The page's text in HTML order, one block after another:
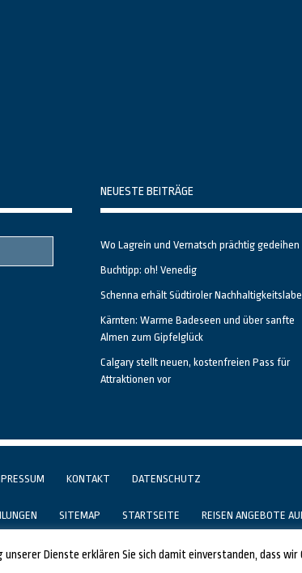
NEUESTE BEITRÄGE
Wo Lagrein und Vernatsch prächtig gedeihen
Buchtipp: oh! Venedig
Schenna erhält Südtiroler Nachhaltigkeitslabel
Kärnten: Warme Badeseen und über sanfte
Almen zum Gipfelglück
Calgary stellt neuen, kostenfreien Pass für
Attraktionen vor
KONTAKT DATENSCHUTZ
SITEMAP STARTSEITE REISEN ANGEBOTE
UND PROGRAMMIERT VON ALBERTO & FRANZ BEI LUCID.BERLIN
Dienste erklären Sie sich damit einverstanden, dass wir